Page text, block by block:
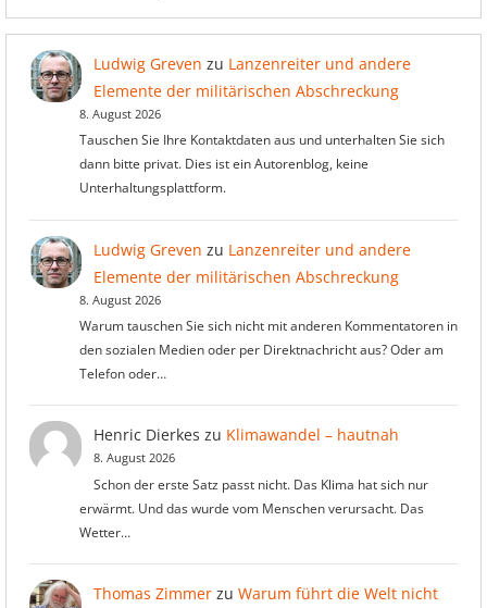
Ludwig Greven zu Lanzenreiter und andere
Elemente der militärischen Abschreckung
8. August 2026
Tauschen Sie Ihre Kontaktdaten aus und unterhalten Sie sich
dann bitte privat. Dies ist ein Autorenblog, keine
Unterhaltungsplattform.
Ludwig Greven zu Lanzenreiter und andere
Elemente der militärischen Abschreckung
8. August 2026
Warum tauschen Sie sich nicht mit anderen Kommentatoren in
den sozialen Medien oder per Direktnachricht aus? Oder am
Telefon oder…
Henric Dierkes zu Klimawandel – hautnah
8. August 2026
Schon der erste Satz passt nicht. Das Klima hat sich nur
erwärmt. Und das wurde vom Menschen verursacht. Das
Wetter…
Thomas Zimmerzu Warum führt die Welt nicht